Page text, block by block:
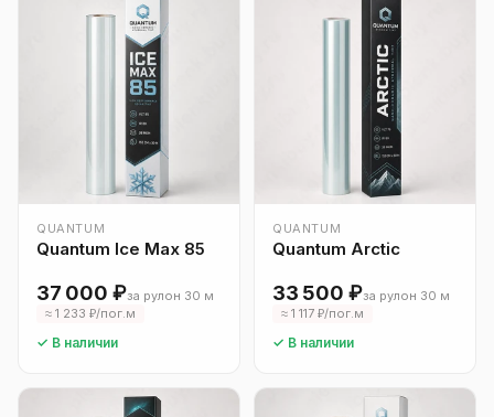
QUANTUM
Quantum Ice Max 85
37 000 ₽за рулон 30 м
≈ 1 233 ₽/пог.м
✓ В наличии
QUANTUM
Quantum Arctic
33 500 ₽за рулон 30 м
≈ 1 117 ₽/пог.м
✓ В наличии